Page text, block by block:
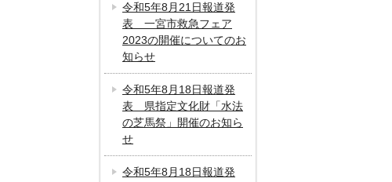
令和5年8月21日報道発
表 一宮市救急フェア
2023の開催についてのお
知らせ
令和5年8月18日報道発
表 県指定文化財「水法
の芝馬祭」開催のお知ら
せ
令和5年8月18日報道発